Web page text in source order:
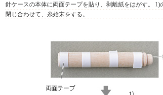
針ケースの本体に両面テープを貼り、剥離紙をはがす。 1)
閉じ合わせて、糸始末をする。